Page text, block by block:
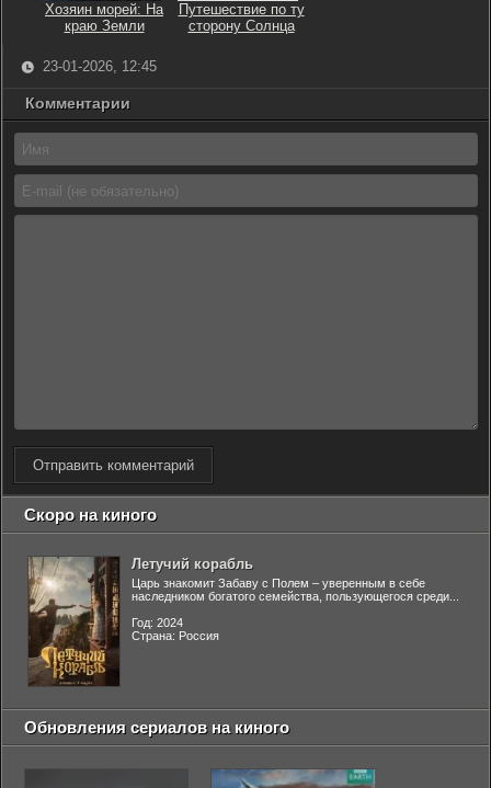
Хозяин морей: На
краю Земли
Путешествие по ту
сторону Солнца
23-01-2026, 12:45
Комментарии
Отправить комментарий
Скоро на киного
Летучий корабль
Царь знакомит Забаву с Полем – уверенным в себе
наследником богатого семейства, пользующегося среди...
Год: 2024
Страна: Россия
Обновления сериалов на киного